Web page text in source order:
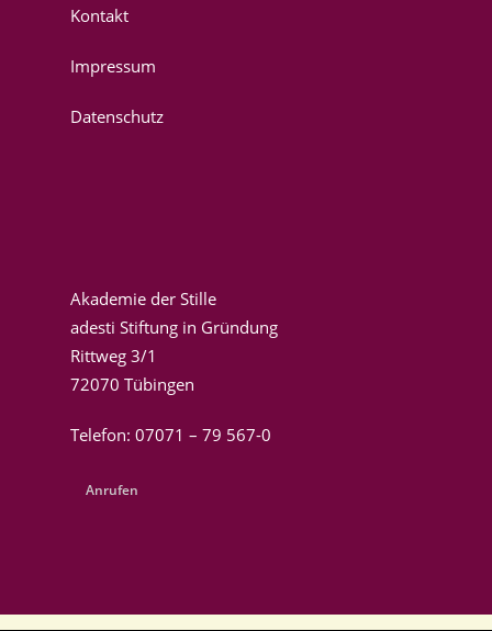
Kontakt
Impressum
Datenschutz
Akademie der Stille
adesti Stiftung in Gründung
Rittweg 3/1
72070 Tübingen
Telefon: 07071 – 79 567-0
Anrufen